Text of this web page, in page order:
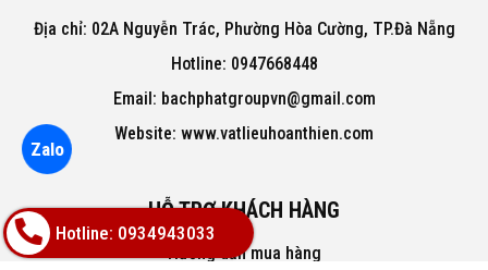
Địa chỉ: 02A Nguyễn Trác, Phường Hòa Cường, TP.Đà Nẵng
Hotline: 0947668448
Email: bachphatgroupvn@gmail.com
Website: www.vatlieuhoanthien.com
HỖ TRỢ KHÁCH HÀNG
Hướng dẫn mua hàng
Hotline: 0934943033
Zalo